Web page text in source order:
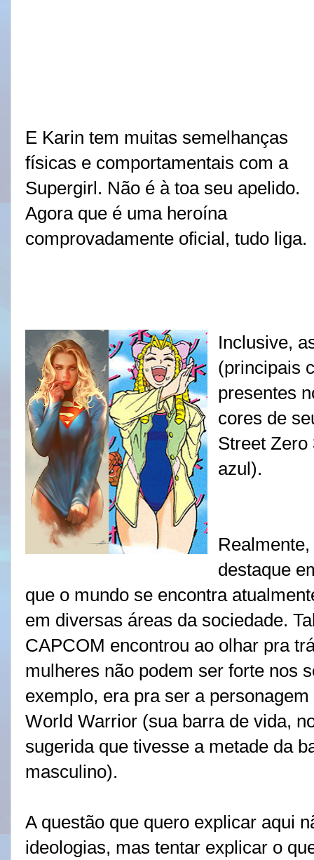
E Karin tem muitas semelhanças
físicas e comportamentais com a
Supergirl. Não é à toa seu apelido.
Agora que é uma heroína
comprovadamente oficial, tudo liga.
Inclusive,
(principais
presentes
cores de
Street Zero
azul).
destaque
que o mundo se encontra
em diversas áreas da sociedade.
CAPCOM encontrou ao olhar pra
mulheres não podem ser forte nos
exemplo, era pra ser a
World Warrior (sua barra de vida,
sugerida que tivesse a metade da
masculino).
A questão que quero explicar aqui
ideologias, mas tentar explicar o